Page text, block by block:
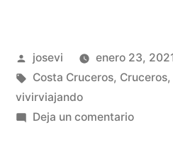
Publicado
por
josevi enero 23,
Etiquetas:
Costa Cruceros, Cruceros,
vivirviajando
Deja un comentarioen